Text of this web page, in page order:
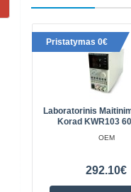
Pristatymas 0€
Laboratorinis
Korad KWR103
OEM
292.10€